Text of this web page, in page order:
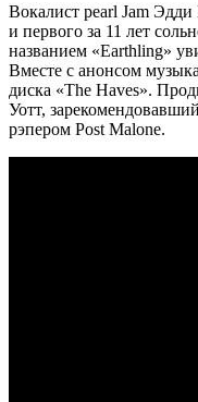
Вокалист pearl Jam Эдди
и первого за 11 лет
названием «Earthling»
Вместе с анонсом
диска «The Haves».
Уотт,
рэпером Post Malone.